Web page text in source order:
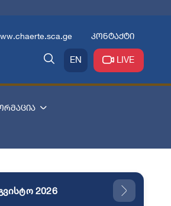
კონტაქტი
EN LIVE
2026